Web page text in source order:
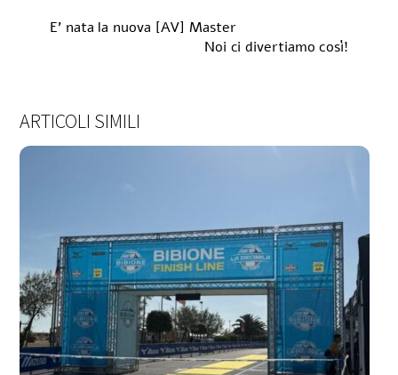
E’ nata la nuova [AV] Master
Noi ci divertiamo così!
ARTICOLI SIMILI